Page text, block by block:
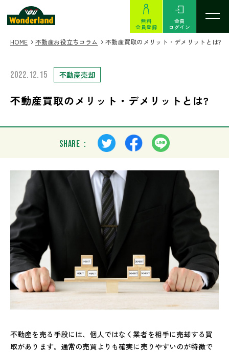
無料
会員登録
会員
ログイン
HOME 不動産お役立ちコラム 不動産買取のメリット・デメリットとは?
2022.12.15 不動産売却
不動産買取のメリット・デメリットとは?
SHARE：
不動産を売る手段には、個人ではなく業者を相手に売却する買
取があります。通常の売買よりも確実に売りやすいのが特徴で